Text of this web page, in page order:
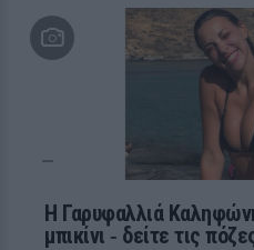
Η Γαρυφαλλιά
μπικίνι ‑ δείτε τις